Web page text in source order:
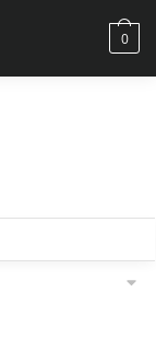
0